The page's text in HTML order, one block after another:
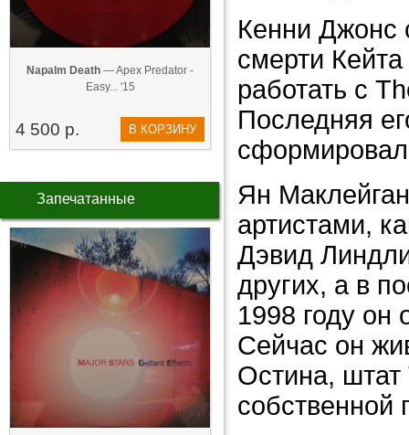
Napalm Death — Apex Predator -
Easy... '15
4 500 р. В КОРЗИНУ
Запечатанные
Кенни Джонс
смерти
работать с
Последняя
Ян
артистами,
Дэвид
других, а в
1998 году он
Сейчас он
Остина, штат
собственной